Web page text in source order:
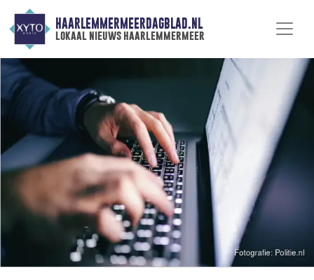
HAARLEMMERMEERDAGBLAD.NL
lokaal nieuws haarlemmermeer